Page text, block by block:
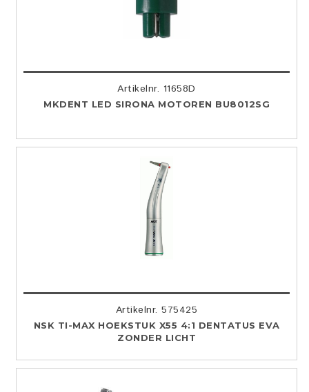
Artikelnr. 11658D
MKDENT LED SIRONA MOTOREN BU8012SG
Artikelnr. 575425
NSK TI-MAX HOEKSTUK X55 4:1 DENTATUS EVA
ZONDER LICHT